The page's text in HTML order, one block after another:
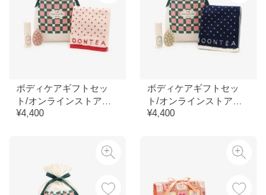
ボディケアギフトセッ
ト/オンラインストア限
定
¥4,400
ボディケアギフトセッ
ト/オンラインストア限
定
¥4,400